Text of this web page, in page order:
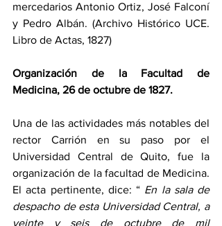
mercedarios Antonio Ortiz, José Falconí
y Pedro Albán. (Archivo Histórico UCE.
Libro de Actas, 1827)
Organización de la Facultad de
Medicina, 26 de octubre de 1827.
Una de las actividades más notables del
rector Carrión en su paso por el
Universidad Central de Quito, fue la
organización de la facultad de Medicina.
El acta pertinente, dice: “ En la sala de
despacho de esta Universidad Central, a
veinte y seis de octubre de mil